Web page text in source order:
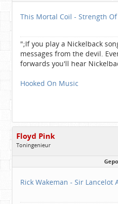
Beiträge:
7827
This Mortal Coil - Strength
";If you play a Nickelback
messages from the devil.
forwards you'll hear
Hooked On Music
Floyd Pink
Toningenieur
Beiträge:
7827
Rick Wakeman - Sir Lancelot